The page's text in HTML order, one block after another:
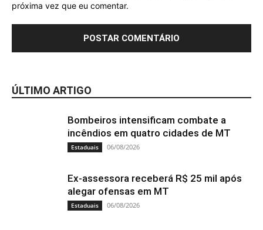
próxima vez que eu comentar.
ÚLTIMO ARTIGO
Bombeiros intensificam combate a
incêndios em quatro cidades de MT
Estaduais 06/08/2026
Ex-assessora receberá R$ 25 mil após
alegar ofensas em MT
Estaduais 06/08/2026